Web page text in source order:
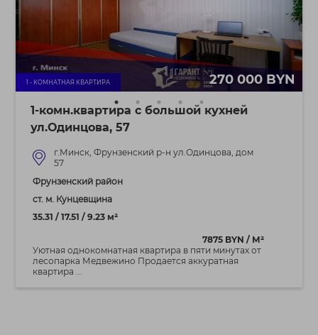
1 - КОМНАТНАЯ КВАРТИРА 270 000 BYN
1-комн.квартира с большой кухней
ул.Одинцова, 57
г.Минск, Фрунзенский р-н ул.Одинцова, дом
57
Фрунзенский район
ст. м. Кунцевщина
35.31 / 17.51 / 9.23 м²
7875 BYN / М²
Уютная однокомнатная квартира в пяти минутах от
лесопарка Медвежино Продается аккуратная
квартира ...